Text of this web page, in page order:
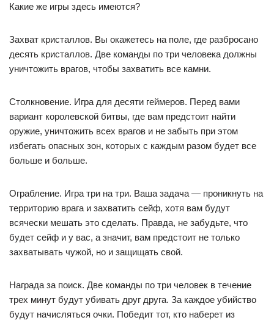
Какие же игры здесь имеются?
Захват кристаллов. Вы окажетесь на поле, где разбросано
десять кристаллов. Две команды по три человека должны
уничтожить врагов, чтобы захватить все камни.
Столкновение. Игра для десяти геймеров. Перед вами
вариант королевской битвы, где вам предстоит найти
оружие, уничтожить всех врагов и не забыть при этом
избегать опасных зон, которых с каждым разом будет все
больше и больше.
Ограбление. Игра три на три. Ваша задача — проникнуть на
территорию врага и захватить сейф, хотя вам будут
всячески мешать это сделать. Правда, не забудьте, что
будет сейф и у вас, а значит, вам предстоит не только
захватывать чужой, но и защищать свой.
Награда за поиск. Две команды по три человек в течение
трех минут будут убивать друг друга. За каждое убийство
будут начисляться очки. Победит тот, кто наберет из